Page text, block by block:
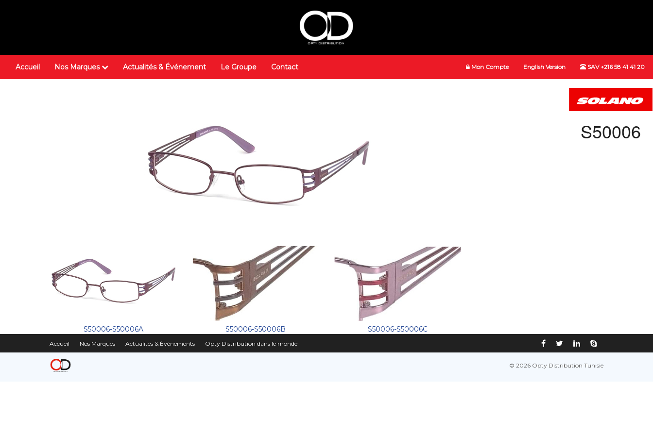
Accueil Nos Marques Actualités & Événement Le Groupe Contact Mon Compte English Version SAV +216 58 41 41 20
S50006
S50006-S50006A S50006-S50006B S50006-S50006C
Accueil Nos Marques Actualités & Événements Opty Distribution dans le monde
© 2026 Opty Distribution Tunisie